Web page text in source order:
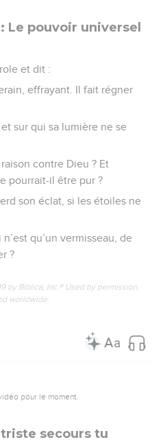
Le pouvoir universel
et dit :
effrayant. Il fait régner
sur qui sa lumière ne se
contre Dieu ? Et
pourrait-il être pur ?
son éclat, si les étoiles ne
qu’un vermisseau, de
?
by Biblica, Inc.® Used by permission.
worldwide.
pour le moment.
secours tu